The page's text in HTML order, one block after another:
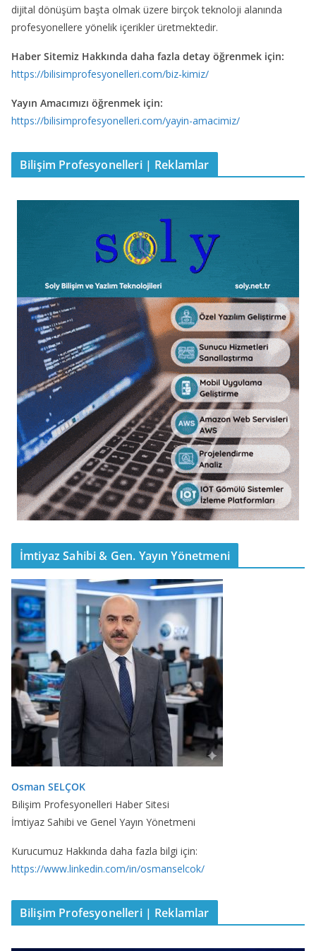
dijital dönüşüm başta olmak üzere birçok teknoloji alanında
profesyonellere yönelik içerikler üretmektedir.
Haber Sitemiz Hakkında daha fazla detay öğrenmek için:
https://bilisimprofesyonelleri.com/biz-kimiz/
Yayın Amacımızı öğrenmek için:
https://bilisimprofesyonelleri.com/yayin-amacimiz/
Bilişim Profesyonelleri | Reklamlar
İmtiyaz Sahibi & Gen. Yayın Yönetmeni
Osman SELÇOK
Bilişim Profesyonelleri Haber Sitesi
İmtiyaz Sahibi ve Genel Yayın Yönetmeni
Kurucumuz Hakkında daha fazla bilgi için:
https://www.linkedin.com/in/osmanselcok/
Bilişim Profesyonelleri | Reklamlar